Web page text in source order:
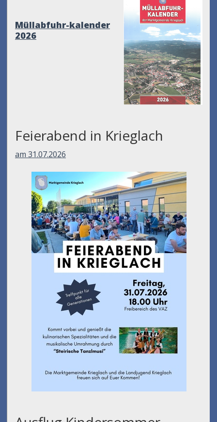
Müllabfuhr-kalender
2026
Feierabend in Krieglach
am 31.07.2026